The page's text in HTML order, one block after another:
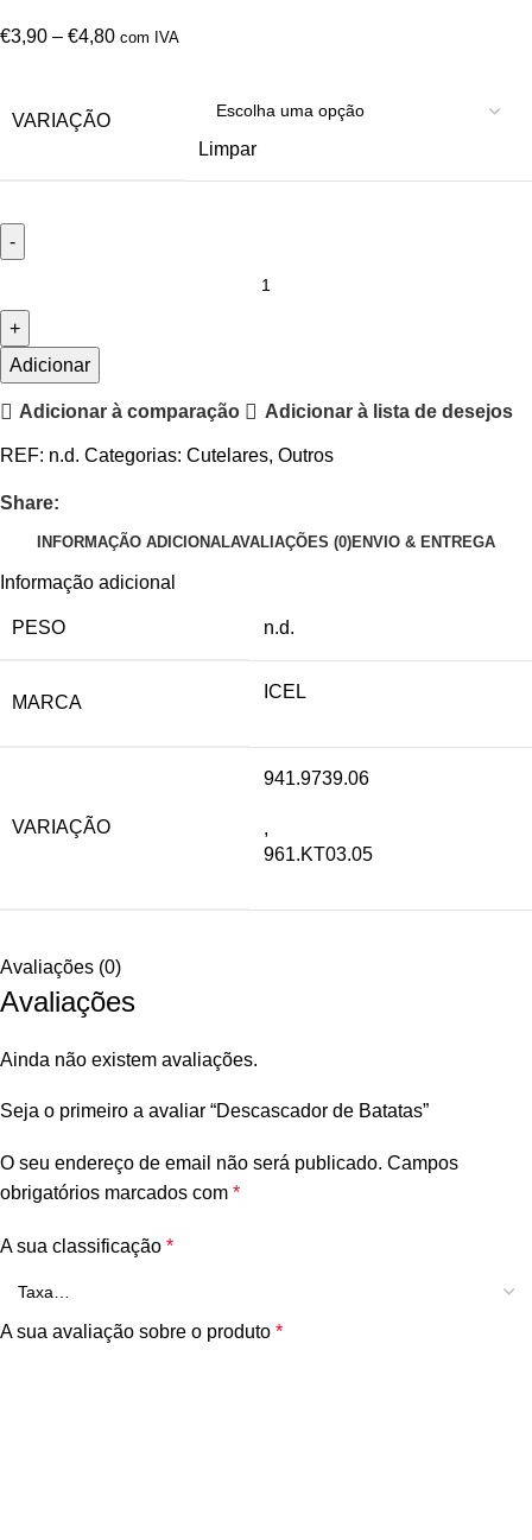
€3,90 – €4,80 com IVA
VARIAÇÃO
Limpar
Adicionar
Adicionar à comparação Adicionar à lista de desejos
REF: n.d. Categorias: Cutelares, Outros
Share:
INFORMAÇÃO ADICIONALAVALIAÇÕES (0)ENVIO & ENTREGA
Informação adicional
PESO n.d.
MARCA
ICEL
VARIAÇÃO
941.9739.06
,
961.KT03.05
Avaliações (0)
Avaliações
Ainda não existem avaliações.
Seja o primeiro a avaliar “Descascador de Batatas”
O seu endereço de email não será publicado. Campos
obrigatórios marcados com *
A sua classificação *
A sua avaliação sobre o produto *